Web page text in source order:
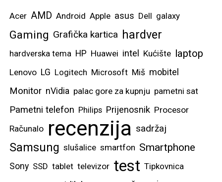
Acer AMD Android Apple asus Dell galaxy
Gaming Grafička kartica hardver
hardverska tema HP Huawei intel Kućište laptop
Lenovo LG Logitech Microsoft Miš mobitel
Monitor nVidia palac gore za kupnju pametni sat
Pametni telefon Philips Prijenosnik Procesor
Računalo recenzija sadržaj
Samsung slušalice smartfon Smartphone
Sony SSD tablet televizor test Tipkovnica